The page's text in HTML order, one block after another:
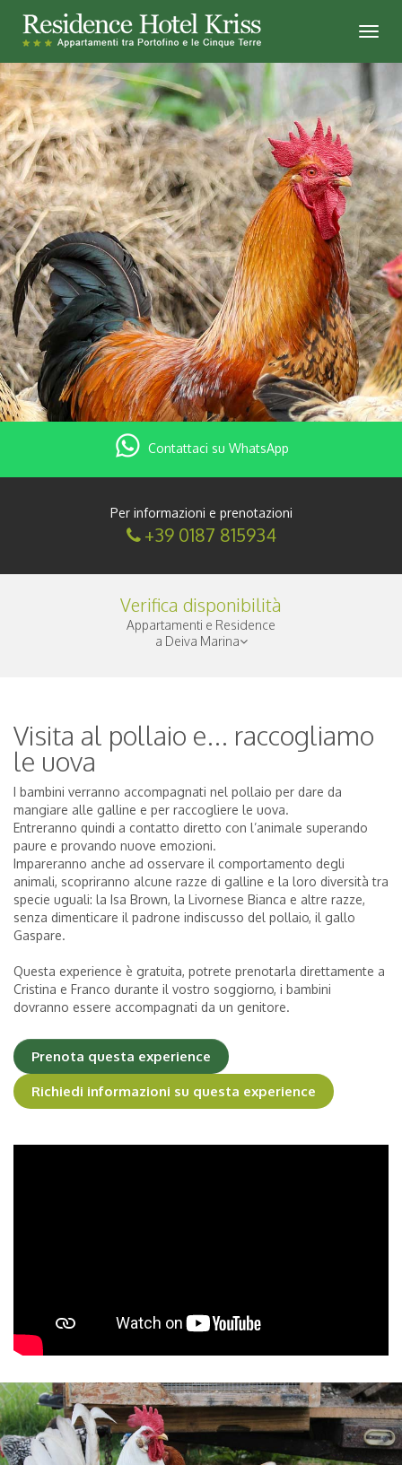
Contattaci su WhatsApp
Per informazioni e prenotazioni
+39 0187 815934
Verifica disponibilità
Appartamenti e Residence
a Deiva Marina
Adulti|
Bambini(0-2 anni)|
Visita al pollaio e... raccogliamo
le uova
I bambini verranno accompagnati nel pollaio per dare da
mangiare alle galline e per raccogliere le uova.
Entreranno quindi a contatto diretto con l’animale superando
paure e provando nuove emozioni.
Impareranno anche ad osservare il comportamento degli
animali, scopriranno alcune razze di galline e la loro diversità tra
specie uguali: la Isa Brown, la Livornese Bianca e altre razze,
senza dimenticare il padrone indiscusso del pollaio, il gallo
Gaspare.
Questa experience è gratuita, potrete prenotarla direttamente a
Cristina e Franco durante il vostro soggiorno, i bambini
dovranno essere accompagnati da un genitore.
Prenota questa experience
Richiedi informazioni su questa experience